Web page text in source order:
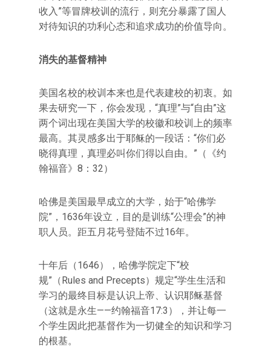
收入”等冒牌校训的流行，则充分暴露了国人
对待知识的功利心态和追求成功的价值导向。
消失的基督精神
美国名校的校训本来也是代表建校的初衷。如
果去研究一下，你会发现，“真理”与“自由”这
两个词出现在美国大学的校徽和校训上的频率
最高。其灵感多出于耶稣的一段话：“你们必
晓得真理，真理必叫你们得以自由。”（《约
翰福音》8：32）
哈佛是美国最早成立的大学，始于“哈佛学
院”，1636年设立，目的是训练“公理会”的神
职人员。距五月花号登陆不过16年。
十年后（1646），哈佛学院定下“校
规”（Rules and Precepts）规定“学生生活和
学习的最终目标是认识上帝、认识耶稣基督
（这就是永生——约翰福音17:3），并让每一
个学生因此把基督作为一切健全的知识和学习
的根基。